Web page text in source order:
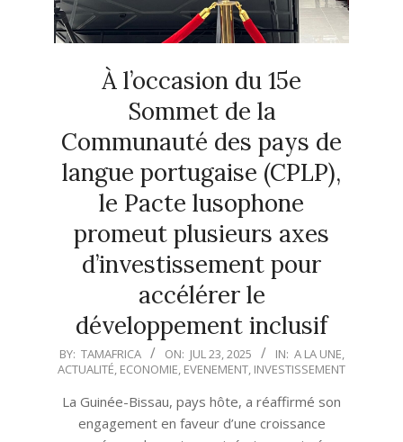
À l’occasion du 15e
Sommet de la
Communauté des pays de
langue portugaise (CPLP),
le Pacte lusophone
promeut plusieurs axes
d’investissement pour
accélérer le
développement inclusif
2025-
07-
23
BY: TAMAFRICA ON: JUL 23, 2025 IN: A LA UNE,
ACTUALITÉ, ECONOMIE, EVENEMENT, INVESTISSEMENT
La Guinée-Bissau, pays hôte, a réaffirmé son
engagement en faveur d’une croissance